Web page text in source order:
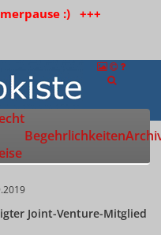
:) +++
Begehrlichkeiten
Joint-Venture-Mitglied